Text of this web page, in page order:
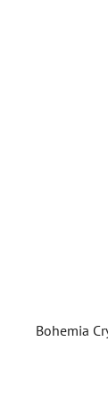
Bohemia